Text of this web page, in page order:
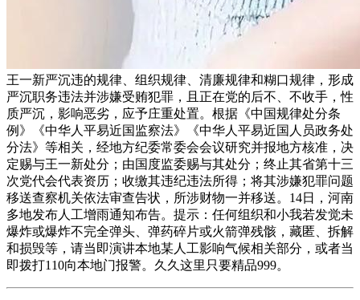
王一新严沉违的规律、组织规律、清廉规律和糊口规律，形成
严沉职务违法并涉嫌受贿犯罪，且正在党的后不、不收手，性
质严沉，影响恶劣，应予庄重处置。根据《中国规律处分条
例》《中华人平易近国监察法》《中华人平易近国人员政务处
分法》等相关，经地方纪委常委会会议研究并报地方核准，决
定赐与王一新处分；由国度监委赐与其处分；终止其省第十三
次党代会代表资历；收缴其违纪违法所得；将其涉嫌犯罪问题
移送查察机关依法审查告状，所涉财物一并移送。14日，河南
多地发布人工增雨通知布告。提示：任何组织和小我若发觉未
爆炸或爆炸不完全弹头、弹药碎片或火箭弹残骸，藏匿、拆解
和损毁等，请当即演讲本地某人工影响气候相关部分，或者当
即拨打110向本地门报警。久久这里只要精品999。